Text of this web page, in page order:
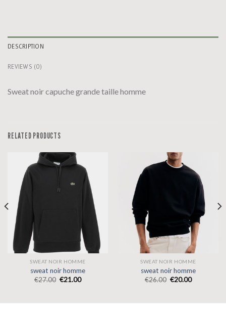
DESCRIPTION
REVIEWS (0)
Sweat noir capuche grande taille homme
RELATED PRODUCTS
SWEAT NOIR HOMME
sweat noir homme
€27.00 €21.00
SWEAT NOIR HOMME
sweat noir homme
€26.00 €20.00